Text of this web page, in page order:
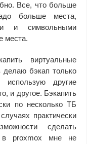
Все, что больше
больше места,
и символьными
места.
виртуальные
бэкап только
другие
и другое. Бэкапить
по несколько ТБ
практически
сделать
в proxmox мне не